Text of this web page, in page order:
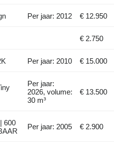
Per jaar: 2012 € 12.950
€ 2.750
Per jaar: 2010 € 15.000
Per jaar:
2026, volume:
30 m³
€ 13.500
600
Per jaar: 2005 € 2.900